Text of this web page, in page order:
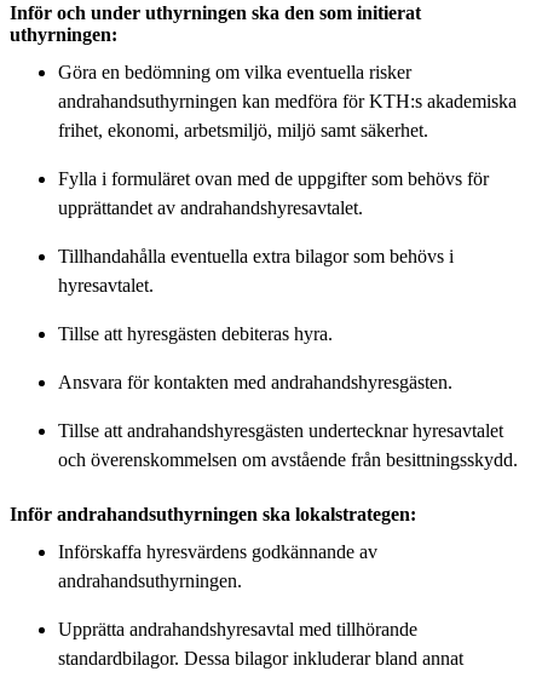
Inför och under uthyrningen ska den som initierat
uthyrningen:
Göra en bedömning om vilka eventuella risker
andrahandsuthyrningen kan medföra för KTH:s akademiska
frihet, ekonomi, arbetsmiljö, miljö samt säkerhet.
Fylla i formuläret ovan med de uppgifter som behövs för
upprättandet av andrahandshyresavtalet.
Tillhandahålla eventuella extra bilagor som behövs i
hyresavtalet.
Tillse att hyresgästen debiteras hyra.
Ansvara för kontakten med andrahandshyresgästen.
Tillse att andrahandshyresgästen undertecknar hyresavtalet
och överenskommelsen om avstående från besittningsskydd.
Inför andrahandsuthyrningen ska lokalstrategen:
Införskaffa hyresvärdens godkännande av
andrahandsuthyrningen.
Upprätta andrahandshyresavtal med tillhörande
standardbilagor. Dessa bilagor inkluderar bland annat